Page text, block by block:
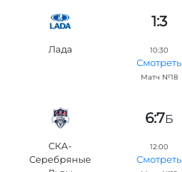
1:3
Лада 10:30
Смотреть
Матч №18
6:7Б
СКА-
Серебряные
12:00
Смотреть